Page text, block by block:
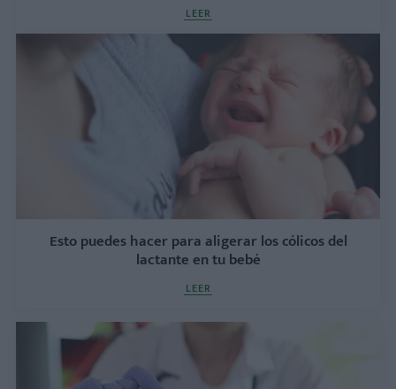
LEER
Esto puedes hacer para aligerar los cólicos del
lactante en tu bebé
LEER